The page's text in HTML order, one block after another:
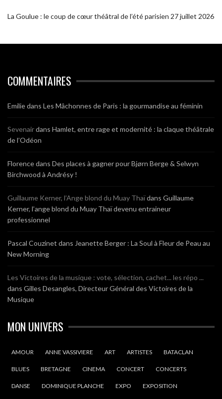
La Goulue : le coup de cœur théâtral de l’été parisien 27 juillet 2026
COMMENTAIRES
Emiliedans Les Mâchonnes de Paris : la gourmandise au féminin
Sevenairdans Hamlet, entre rage et modernité : la claque théâtrale
de l’Odéon
Florencedans Des places à gagner pour Bjørn Berge & Selwyn
Birchwood à Andrésy !
Guillaume Kerner, l’Ange blond du Muay Thaïdans Guillaume
Kerner, l’ange blond du Muay Thaï devenu entraineur
professionnel
Pascal Couzinet dans Jeanette Berger : La Soul à Fleur de Peau au
New Morning
Les Victoires de la musique : vote, sélection, cachet... les répo ...
dans Gilles Desangles, Directeur Général des Victoires de la
Musique
MON UNIVERS
AMOUR ANNE VASSIVIERE ART ARTISTES BATACLAN
BLUES BRETAGNE CINEMA CONCERT CONCERTS
DANSE DOMINIQUE PLANCHE EXPO EXPOSITION